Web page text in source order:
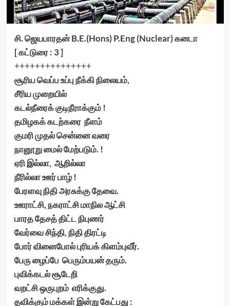
சி. ஜெயபாரதன் B.E.(Hons) P.Eng (Nuclear) கனடா
[ கட்டுரை : 3 ]
+++++++++++++++
சூரிய வெப்ப உப்பு நீக்கி நிலையம்,
சீரிய முறையில்
கடல்நீரைக் குடிநீராக்கும் !
தமிழகக் கடற்கரை நீளம்
குமரி முதல் சென்னை வரை
நானூறு மைல் மேற்படும். !
ஏரி இல்லா, ஆறில்லா
நீரில்லா ஊர் பாழ் !
பேரளவு நிதி அரசுக்கு தேவை.
ஊராட்சி, நகராட்சி மாநில ஆட்சி
பாரத தேசத் திட்ட நிபுணர்
வேர்வை சிந்தி, நிதி திரட்டி
போர் வினைபோல் புரியக் கிளம்புவீர்.
பேரு ழைப்பே பெரும்பயன் தரும்.
புவிக்கடல் சூடேறி
வறட்சி ஒருபுறம் எரிக்குது.
தவிக்கும் மக்கள் இன்று கேட்பது :